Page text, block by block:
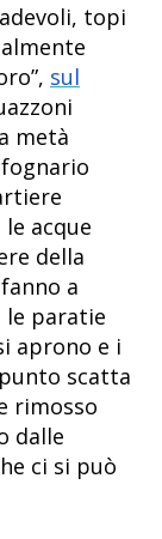
topi
sul
metà
acque
della
a
le paratie
aprono e i
scatta
rimosso
dalle
ci si può